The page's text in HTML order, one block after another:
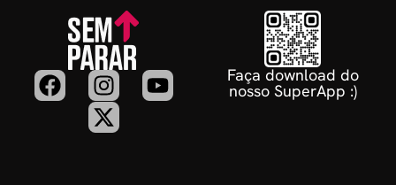
Faça download do
nosso SuperApp :)